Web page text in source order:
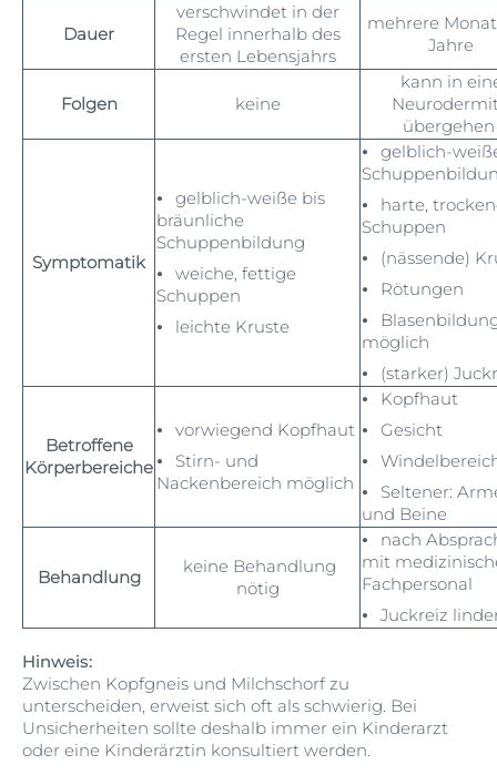
Dauer
verschwindet in der
Regel innerhalb des
ersten Lebensjahrs
mehrere
Jahre
Folgen keine
kann in
Symptomatik
⦁ gelblich-weiße bis
bräunliche
Schuppenbildung
⦁ weiche, fettige
Schuppen
⦁ leichte Kruste
⦁ gelblich-
⦁ harte,
Schuppen
⦁ (nässende)
⦁ Rötungen
⦁
möglich
⦁ (starker)
Betroffene
Körperbereiche
⦁ vorwiegend Kopfhaut
⦁ Stirn- und
Nackenbereich möglich
⦁ Kopfhaut
⦁ Gesicht
⦁
⦁ Seltener:
und Beine
Behandlung
keine Behandlung
nötig
⦁ nach
mit
Fachpersonal
⦁ Juckreiz
Hinweis:
Zwischen Kopfgneis und Milchschorf zu
unterscheiden, erweist sich oft als schwierig. Bei
Unsicherheiten sollte deshalb immer ein Kinderarzt
oder eine Kinderärztin konsultiert werden.